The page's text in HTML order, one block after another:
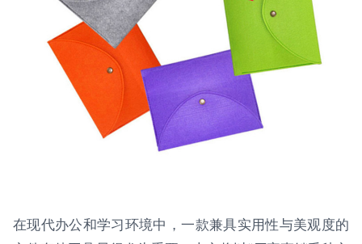
在现代办公和学习环境中，一款兼具实用性与美观度的